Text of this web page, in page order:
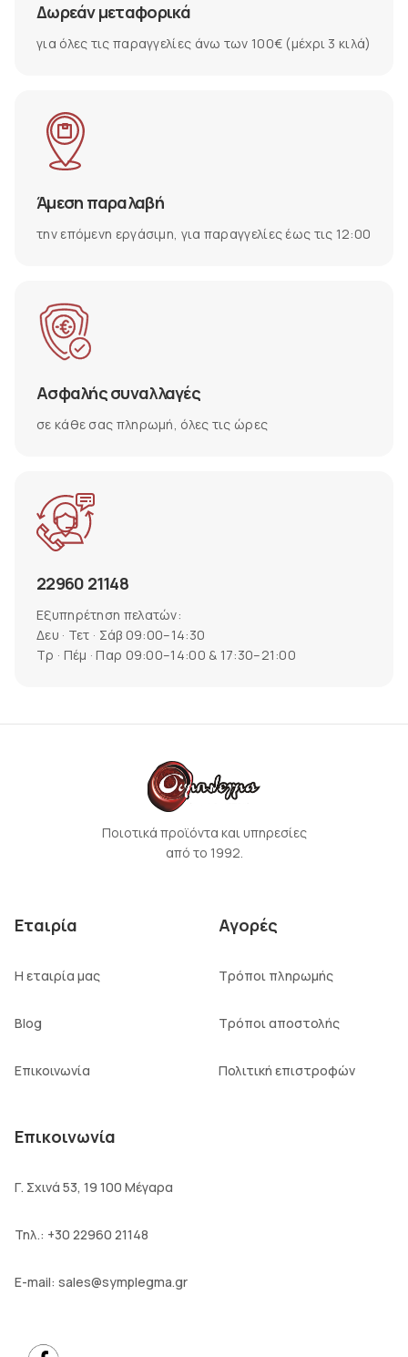
Δωρεάν μεταφορικά
για όλες τις παραγγελίες άνω των 100€ (μέχρι 3 κιλά)
Άμεση παραλαβή
την επόμενη εργάσιμη, για παραγγελίες έως τις 12:00
Ασφαλής συναλλαγές
σε κάθε σας πληρωμή, όλες τις ώρες
22960 21148
Εξυπηρέτηση πελατών:
Δευ · Τετ · Σάβ 09:00–14:30
Τρ · Πέμ · Παρ 09:00–14:00 & 17:30–21:00
Ποιοτικά προϊόντα και υπηρεσίες
από το 1992.
Εταιρία
Η εταιρία μας
Blog
Επικοινωνία
Αγορές
Τρόποι πληρωμής
Τρόποι αποστολής
Πολιτική επιστροφών
Επικοινωνία
Γ. Σχινά 53, 19 100 Μέγαρα
Τηλ.: +30 22960 21148
E-mail: sales@symplegma.gr